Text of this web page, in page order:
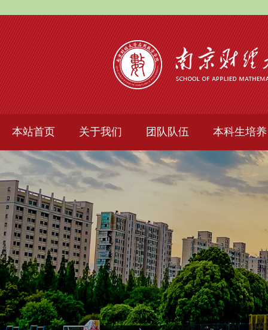
本站首页 关于我们 团队队伍 本科生培养